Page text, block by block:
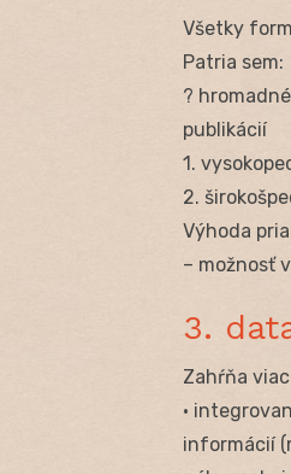
Všetky
Patria sem:
?
publikácií
1.
2.
Výhoda
– možnosť
3.
Zahŕňa
•
informácií